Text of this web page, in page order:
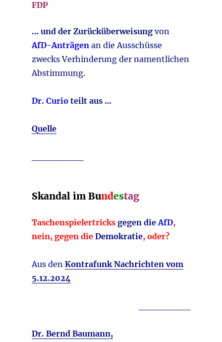
FDP
… und der Zurücküberweisungvon
AfD-Anträgenan die Ausschüsse
zwecks Verhinderung der namentlichen
Abstimmung.
Dr. Curioteilt aus …
Quelle
Skandal im Bundestag
Taschenspielertricksgegen dieAfD,
nein, gegen die Demokratie, oder?
Aus den Kontrafunk Nachrichten vom
5.12.2024
Dr. Bernd Baumann,